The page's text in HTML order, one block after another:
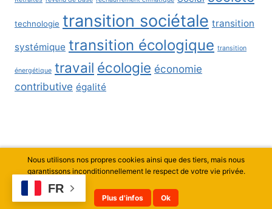
technologie transition sociétale transition
systémique transition écologique transition
énergétique travail écologie économie
contributive égalité
© 2026 Thierry Curty - Thème WordPress par
FR
Nous utilisons nos propres cookies ainsi que des tiers, mais nous
garantissons inconditionnellement le respect de votre vie privée.
Plus d'infos Ok